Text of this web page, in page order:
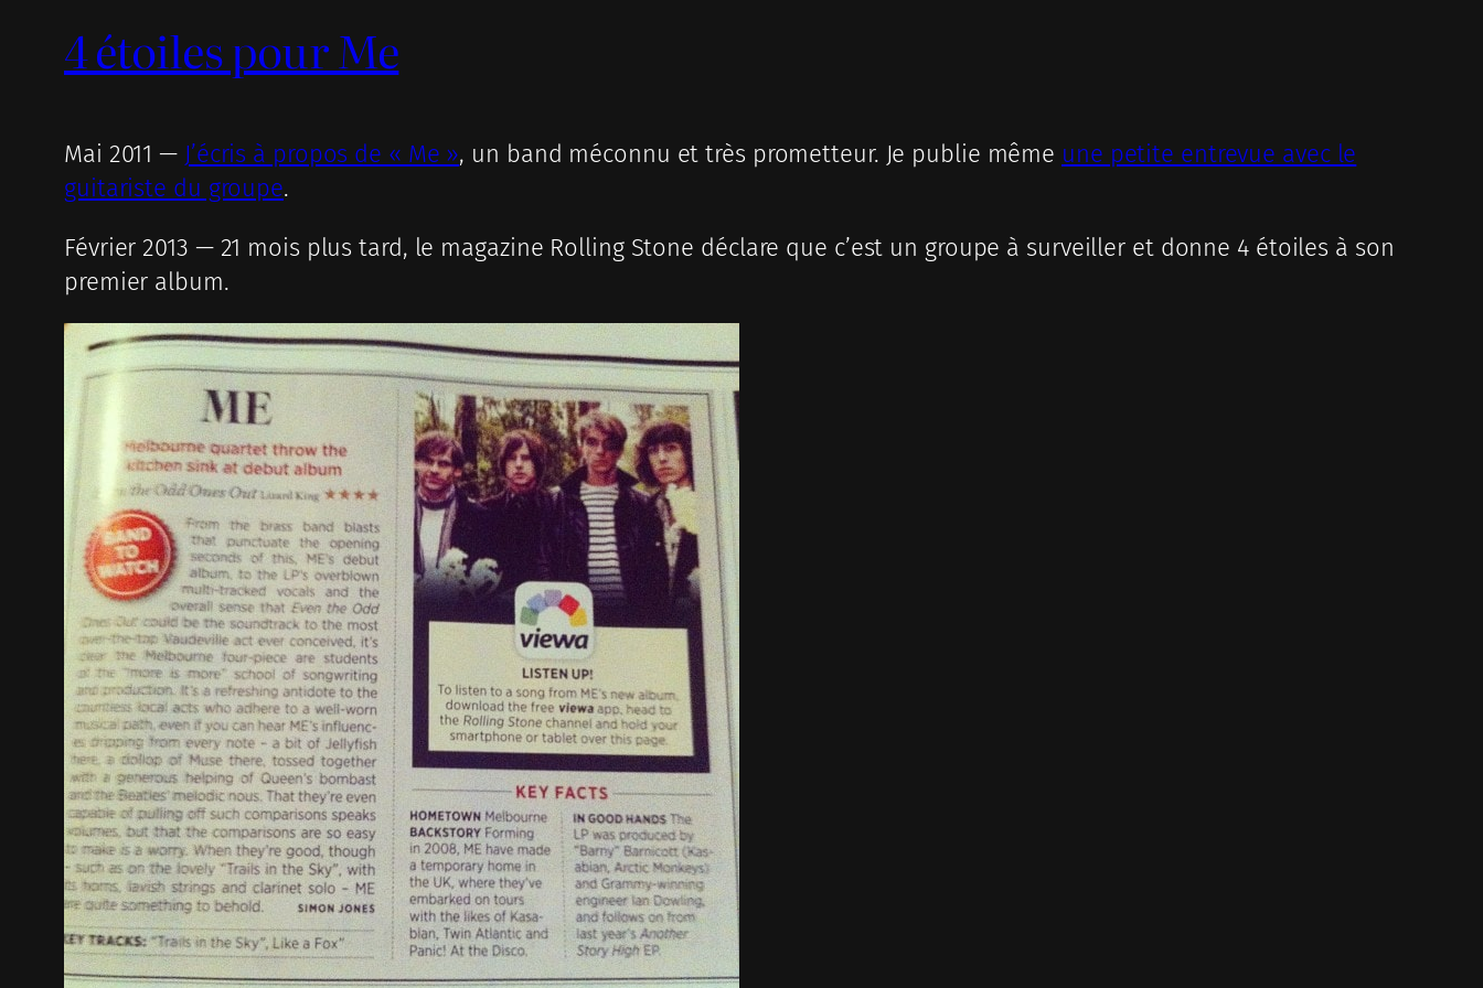
4 étoiles pour Me
Mai 2011 — J’écris à propos de « Me », un band méconnu et très prometteur. Je publie même une petite entrevue avec le
guitariste du groupe.
Février 2013 — 21 mois plus tard, le magazine Rolling Stone déclare que c’est un groupe à surveiller et donne 4 étoiles à son
premier album.